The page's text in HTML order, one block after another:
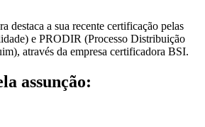
destaca a sua recente certificação pelas
e PRODIR (Processo Distribuição
através da empresa certificadora BSI.
assunção: